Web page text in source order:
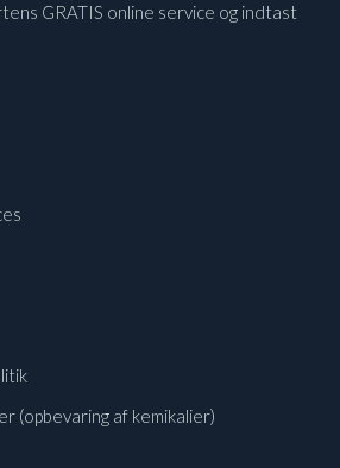
GRATIS online service og indtast
(opbevaring af kemikalier)